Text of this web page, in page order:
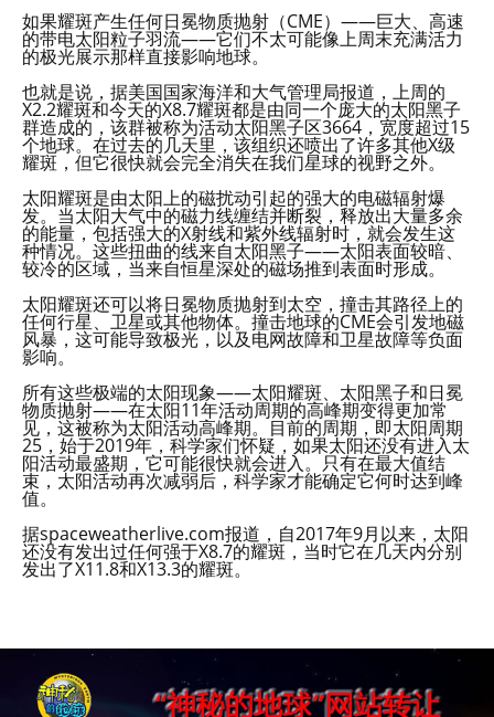
如果耀斑产生任何日冕物质抛射（CME）——巨大、高速
的带电太阳粒子羽流——它们不太可能像上周末充满活力
的极光展示那样直接影响地球。
也就是说，据美国国家海洋和大气管理局报道，上周的
X2.2耀斑和今天的X8.7耀斑都是由同一个庞大的太阳黑子
群造成的，该群被称为活动太阳黑子区3664，宽度超过15
个地球。在过去的几天里，该组织还喷出了许多其他X级
耀斑，但它很快就会完全消失在我们星球的视野之外。
太阳耀斑是由太阳上的磁扰动引起的强大的电磁辐射爆
发。当太阳大气中的磁力线缠结并断裂，释放出大量多余
的能量，包括强大的X射线和紫外线辐射时，就会发生这
种情况。这些扭曲的线来自太阳黑子——太阳表面较暗、
较冷的区域，当来自恒星深处的磁场推到表面时形成。
太阳耀斑还可以将日冕物质抛射到太空，撞击其路径上的
任何行星、卫星或其他物体。撞击地球的CME会引发地磁
风暴，这可能导致极光，以及电网故障和卫星故障等负面
影响。
所有这些极端的太阳现象——太阳耀斑、太阳黑子和日冕
物质抛射——在太阳11年活动周期的高峰期变得更加常
见，这被称为太阳活动高峰期。目前的周期，即太阳周期
25，始于2019年，科学家们怀疑，如果太阳还没有进入太
阳活动最盛期，它可能很快就会进入。只有在最大值结
束，太阳活动再次减弱后，科学家才能确定它何时达到峰
值。
据spaceweatherlive.com报道，自2017年9月以来，太阳
还没有发出过任何强于X8.7的耀斑，当时它在几天内分别
发出了X11.8和X13.3的耀斑。